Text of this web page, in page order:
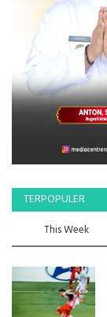
TERPOPULER
This Week